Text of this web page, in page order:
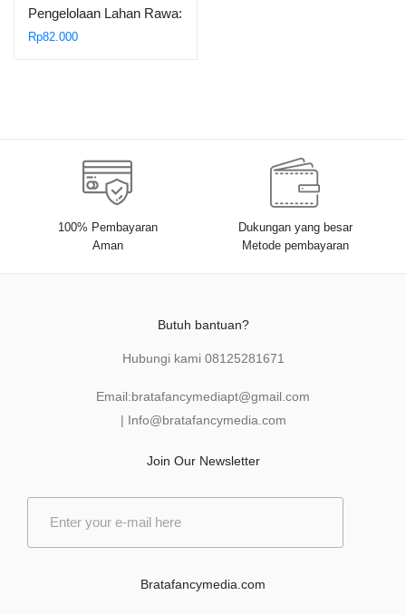
Pengelolaan Lahan Rawa:
Kearifan…
Rp82.000
100% Pembayaran
Aman
Dukungan yang besar
Metode pembayaran
Butuh bantuan?
Hubungi kami 08125281671
Email:bratafancymediapt@gmail.com
| Info@bratafancymedia.com
Join Our Newsletter
Bratafancymedia.com